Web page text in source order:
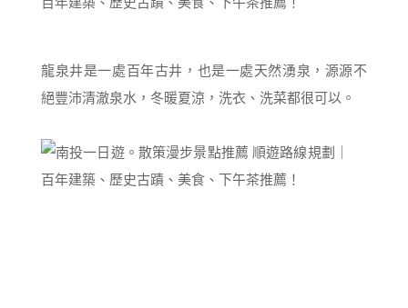
龍泉井是一處百年古井，也是一處天然湧泉，源源不
絕豐沛清澈泉水，冬暖夏涼，洗衣、洗菜都很可以。